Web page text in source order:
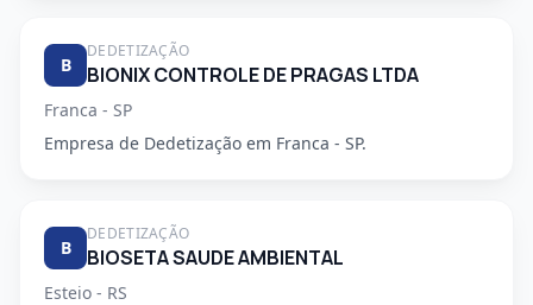
B
DEDETIZAÇÃO
BIONIX CONTROLE DE PRAGAS LTDA
Franca - SP
Empresa de Dedetização em Franca - SP.
B
DEDETIZAÇÃO
BIOSETA SAUDE AMBIENTAL
Esteio - RS